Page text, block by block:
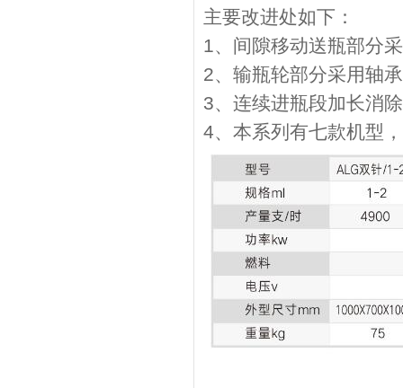
主要改进处如下：
1、间隙移动送瓶部分
2、输瓶轮部分采用轴
3、连续进瓶段加长消
4、本系列有七款机型